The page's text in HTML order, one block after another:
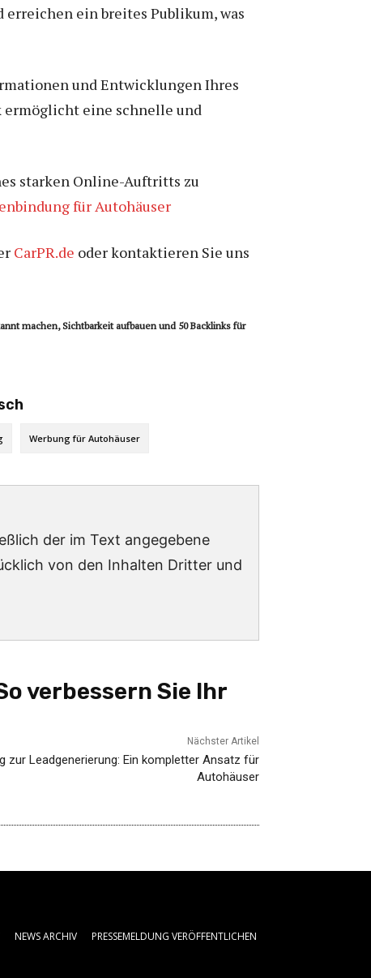
ein breites Publikum, was
und Entwicklungen Ihres
ermöglicht eine schnelle und
starken Online-Auftritts zu
für Autohäuser
CarPR.de oder kontaktieren Sie uns
machen, Sichtbarkeit aufbauen und 50 Backlinks für
Werbung für Autohäuser
der im Text angegebene
von den Inhalten Dritter und
verbessern Sie Ihr
Nächster Artikel
zur Leadgenerierung: Ein kompletter Ansatz für
Autohäuser
NEWS ARCHIV PRESSEMELDUNG VERÖFFENTLICHEN